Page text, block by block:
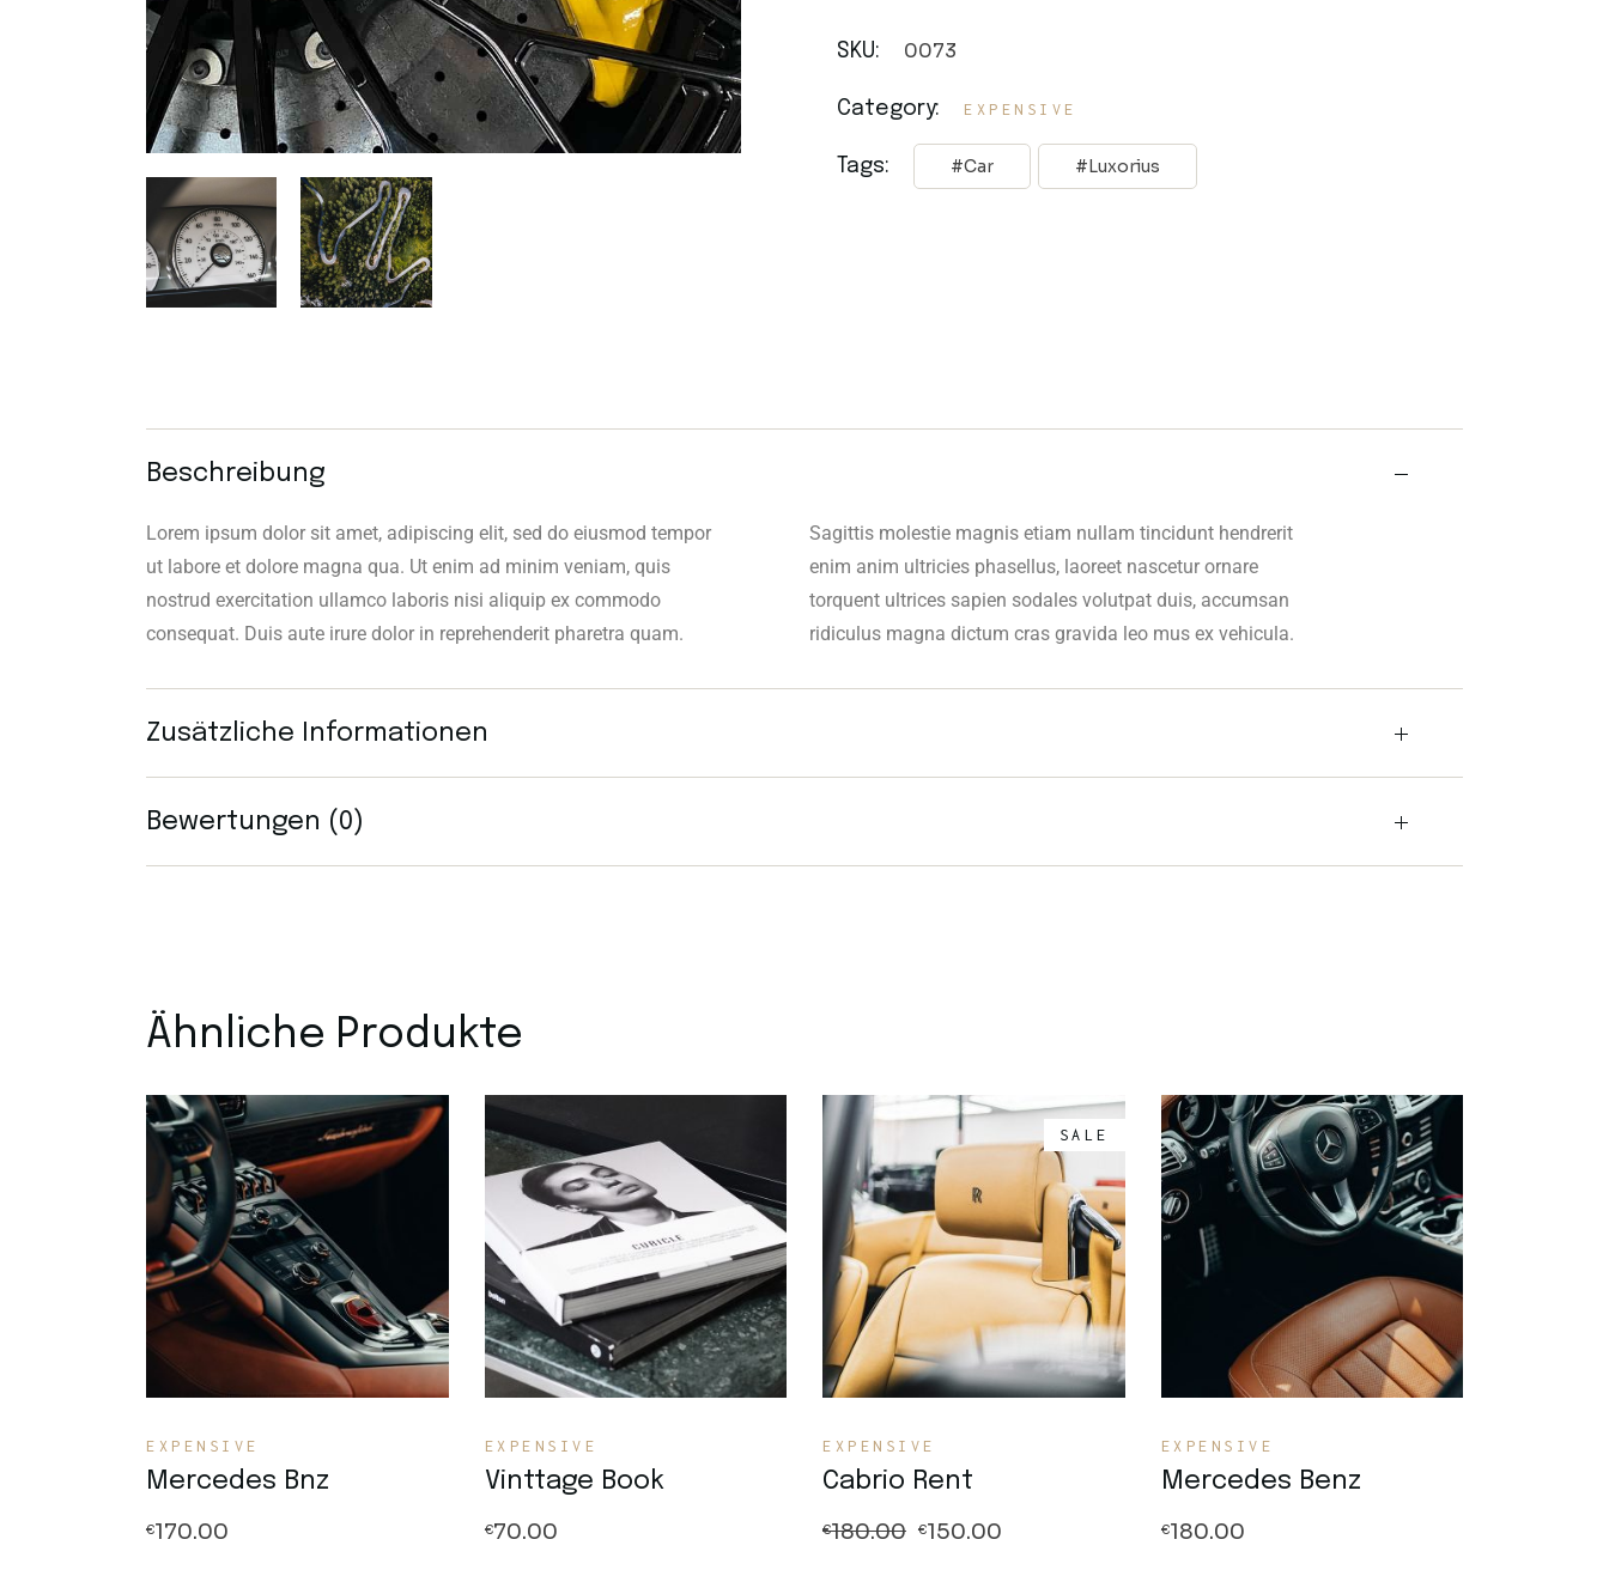
SKU: 0073
Category: EXPENSIVE
Tags: Car Luxorius
Beschreibung
Lorem ipsum dolor sit amet, adipiscing elit, sed do eiusmod tempor
ut labore et dolore magna qua. Ut enim ad minim veniam, quis
nostrud exercitation ullamco laboris nisi aliquip ex commodo
consequat. Duis aute irure dolor in reprehenderit pharetra quam.
Sagittis molestie magnis etiam nullam tincidunt hendrerit
enim anim ultricies phasellus, laoreet nascetur ornare
torquent ultrices sapien sodales volutpat duis, accumsan
ridiculus magna dictum cras gravida leo mus ex vehicula.
Zusätzliche Informationen
Bewertungen (0)
Ähnliche Produkte
Quick View
Mercedes Bnz
€170.00
EXPENSIVE
Quick View
Vinttage Book
€70.00
EXPENSIVE
SALE
Quick View
Cabrio Rent
€180.00 €150.00
EXPENSIVE
Quick View
Mercedes Benz
€180.00
EXPENSIVE